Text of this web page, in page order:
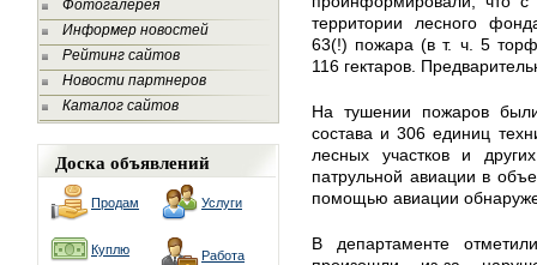
Фотогалерея
Информер новостей
Рейтинг сайтов
Новости партнеров
Каталог сайтов
Доска объявлений
Продам Услуги
Куплю Работа
территории лесного
63(!) пожара (в т. ч. 5
116 гектаров.
На тушении пожаров
состава и 306 единиц
лесных участков и
патрульной авиации в
помощью авиации
В департаменте